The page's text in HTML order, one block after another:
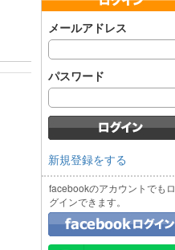
メールアドレス
パスワード
新規登録をする
facebookのアカウントでもロ
グインできます。